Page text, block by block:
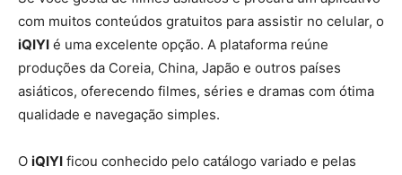
com muitos conteúdos gratuitos para assistir no celular, o
iQIYI é uma excelente opção. A plataforma reúne
produções da Coreia, China, Japão e outros países
asiáticos, oferecendo filmes, séries e dramas com ótima
qualidade e navegação simples.
O iQIYI ficou conhecido pelo catálogo variado e pelas